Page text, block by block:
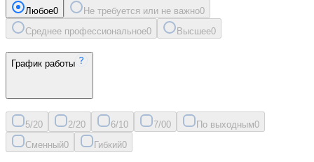
Любое0 Не требуется или не важно0
Среднее профессиональное0 Высшее0
График работы
5/20 2/20 6/10 7/00 По выходным0
Сменный0 Гибкий0